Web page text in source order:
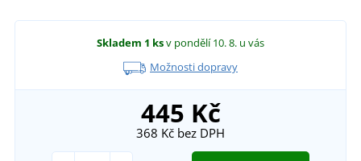
Skladem 1 ksv pondělí 10. 8. u vás
Možnosti dopravy
445 Kč
368 Kč bez DPH